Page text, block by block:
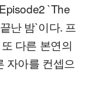
`The
난 밤`이다. 프
다른 본연의
자아를 컨셉으